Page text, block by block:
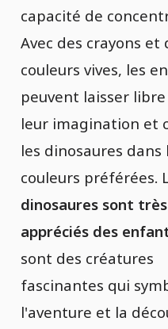
capacité de
Avec des crayons et
couleurs vives, les
peuvent laisser libre
leur imagination et
les dinosaures dans
couleurs préférées.
dinosaures sont très
appréciés des
sont des créatures
fascinantes qui
l'aventure et la